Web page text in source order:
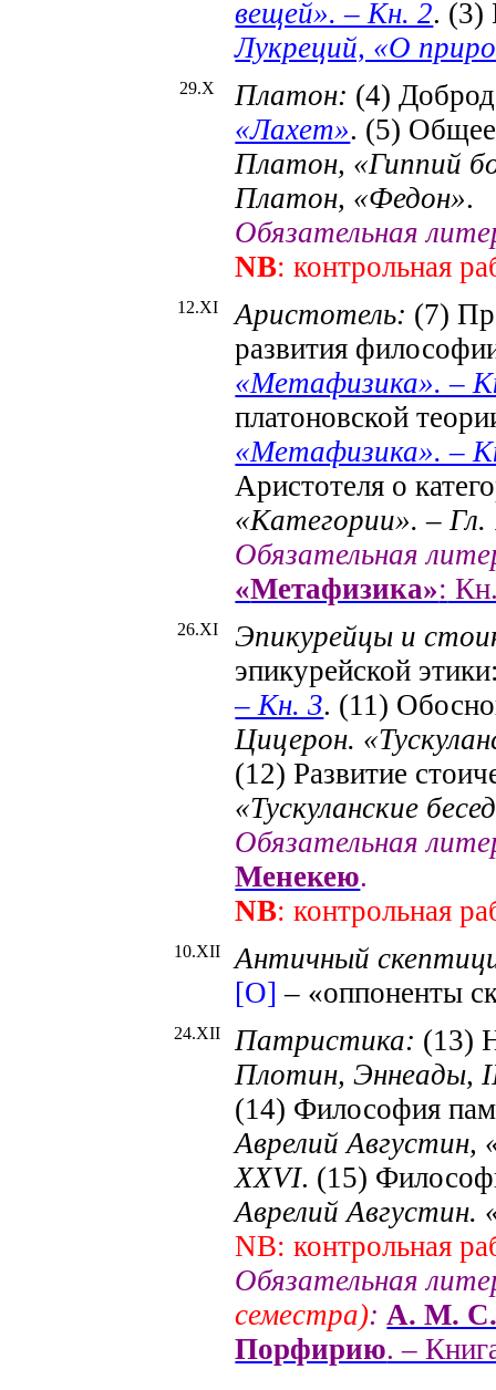
вещей». – Кн. 2. (3)
Лукреций, «О
29.X Платон: (4)
«Лахет». (5) Общее
Платон, «Гиппий
Платон, «Федон».
Обязательная
NB: контрольная
12.XI Аристотель: (7)
развития
«Метафизика». –
платоновской
«Метафизика». –
Аристотеля о
«Категории». – Гл.
Обязательная
«Метафизика»:
26.XI
Эпикурейцы и
эпикурейской
– Кн. 3. (11)
Цицерон.
(12) Развитие
«Тускуланские
Обязательная
Менекею.
NB: контрольная
10.XII
Античный
[О] – «оппоненты
24.XII Патристика: (13)
Плотин, Эннеады,
(14) Философия
Аврелий Августин,
XXVI. (15)
Аврелий Августин.
NB: контрольная
Обязательная
семестра): А. М. С.
Порфирию. –